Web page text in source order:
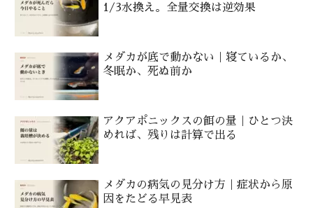
1/3水換え。全量交換は逆効果
メダカが底で動かない｜寝ているか、
冬眠か、死ぬ前か
アクアポニックスの餌の量｜ひとつ決
めれば、残りは計算で出る
メダカの病気の見分け方｜症状から原
因をたどる早見表